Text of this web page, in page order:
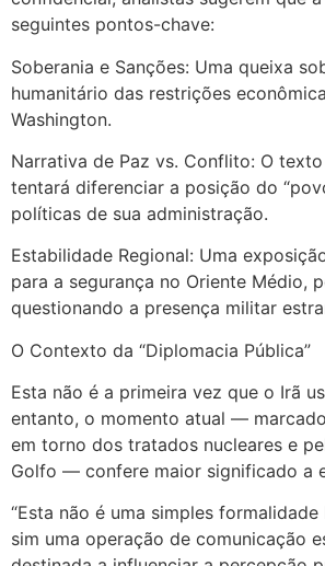
seguintes pontos-chave:
Soberania e Sanções: Uma queixa
humanitário das restrições
Washington.
Narrativa de Paz vs. Conflito: O
tentará diferenciar a posição do
políticas de sua administração.
Estabilidade Regional: Uma
para a segurança no Oriente Médio,
questionando a presença militar
O Contexto da “Diplomacia Pública”
Esta não é a primeira vez que o Irã
entanto, o momento atual —
em torno dos tratados nucleares e
Golfo — confere maior significado a
“Esta não é uma simples
sim uma operação de comunicação